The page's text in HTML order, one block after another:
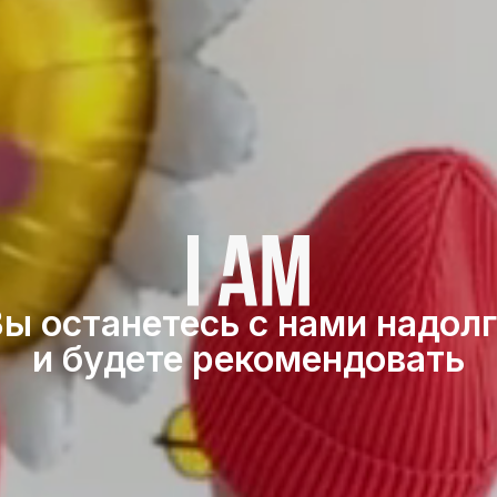
останетесь с нами
и будете рекомендовать